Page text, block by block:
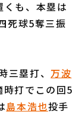
も、本塁は
死球5奪三振
三塁打、万波
打でこの回5
島本浩也投手